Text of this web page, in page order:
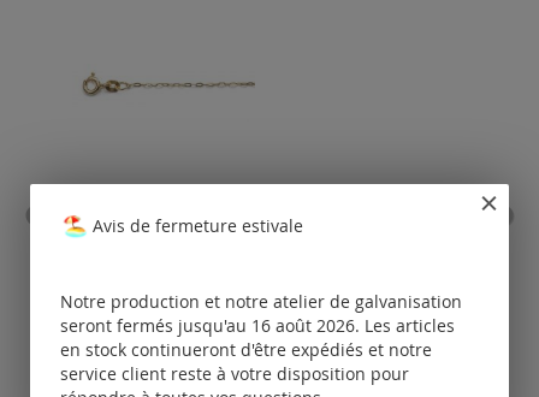
chaînes d’ancrage (plat) Ø
Tarifs
disponibles
uniquement
pour les clients
enregistrés.
Avis de fermeture estivale
Notre production et notre atelier de galvanisation
seront fermés jusqu'au 16 août 2026. Les articles
en stock continueront d'être expédiés et notre
service client reste à votre disposition pour